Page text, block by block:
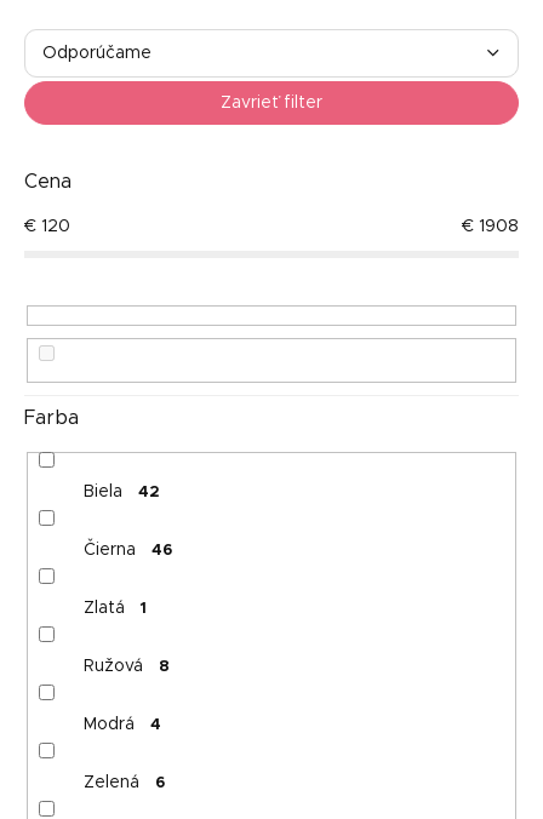
R
d
e
n
e
r
k
v
Odporúčame
Najpredávanejšie
Abecedne
Zavrieť filter
Cena
€ 120 € 1908
Farba
Biela 42
Čierna 46
Zlatá 1
Ružová 8
Modrá 4
Zelená 6